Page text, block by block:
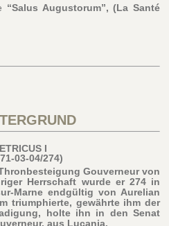
“Salus Augustorum”, (La Santé
I
03-04/274)
Gouverneur von
Herrschaft wurde er 274 in
Marne endgültig von Aurelian
triumphierte, gewährte ihm der
holte ihn in den Senat
aus Lucania.